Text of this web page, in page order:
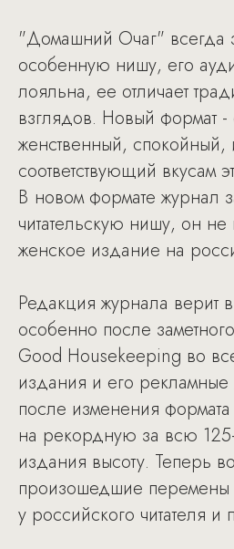
"Домашний Очаг" всегда
особенную нишу, его
лояльна, ее отличает
взглядов. Новый формат -
женственный,
соответствующий вкусам
В новом формате журнал
читательскую нишу, он
женское издание на
Редакция журнала верит
особенно после
Good Housekeeping во
издания и его
после изменения
на рекордную за всю
издания высоту. Теперь
произошедшие перемены
у российского читателя